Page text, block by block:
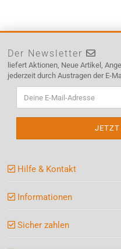
Der Newsletter
liefert Aktionen, Neue Artikel,
jederzeit durch Austragen der E-
Hilfe & Kontakt
Informationen
Sicher zahlen